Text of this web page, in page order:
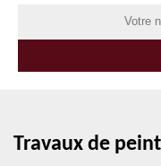
Travaux de